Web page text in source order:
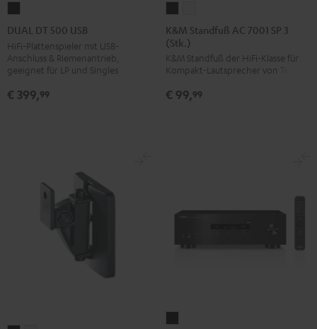
DT
500
USB
Schwarz
DUAL DT 500 USB
HiFi-Plattenspieler mit USB-
Anschluss & Riemenantrieb,
geeignet für LP und Singles
€ 399,99
Standfuß
AC
7001
SP
3
Standfuß
7001
SP
3
K&M Standfuß AC 7001 SP 3
(Stk.)
K&M Standfuß der HiFi-Klasse für
Kompakt-Lautsprecher von Teufel
€ 99,99